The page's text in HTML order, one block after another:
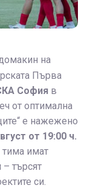
на
Първа
София в
от оптимална
е нажежено
от 19:00 ч.
тима имат
търсят
си.